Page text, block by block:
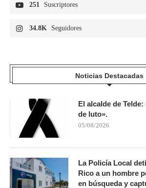
251 Suscriptores
34.8K Seguidores
Noticias Destacadas
El alcalde de Telde:
de luto».
05/08/2026
La Policía Local
Rico a un hombre
en búsqueda y